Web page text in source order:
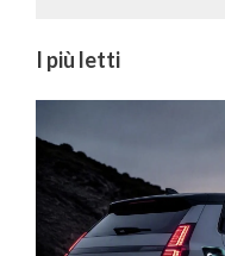
I più letti